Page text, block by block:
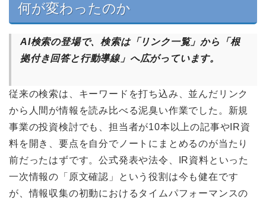
何が変わったのか
AI検索の登場で、検索は「リンク一覧」から「根
拠付き回答と行動導線」へ広がっています。
従来の検索は、キーワードを打ち込み、並んだリンク
から人間が情報を読み比べる泥臭い作業でした。新規
事業の投資検討でも、担当者が10本以上の記事やIR資
料を開き、要点を自分でノートにまとめるのが当たり
前だったはずです。公式発表や法令、IR資料といった
一次情報の「原文確認」という役割は今も健在です
が、情報収集の初動におけるタイムパフォーマンスの